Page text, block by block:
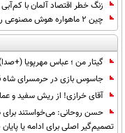
زنگ خطر اقتصاد آلمان با
چین ۲ ماهواره هوش مصنوعی را به مدار فرستاد
گیتار من ؛ عباس مهرپویا
جاسوس بازی در حرمسرای شاه
آقای خرازی! از ریش سفید و
حسن روحانی: می‌خواستند برای
تصمیم‌گیر اصلی برای ادامه یا